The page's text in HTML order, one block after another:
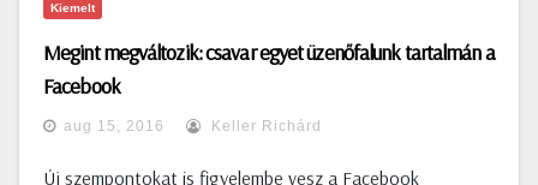
Kiemelt
Megint megváltozik: csavar egyet üzenőfalunk tartalmán a
Facebook
aug 15, 2016 Keller Richárd
Új szempontokat is figyelembe vesz a Facebook